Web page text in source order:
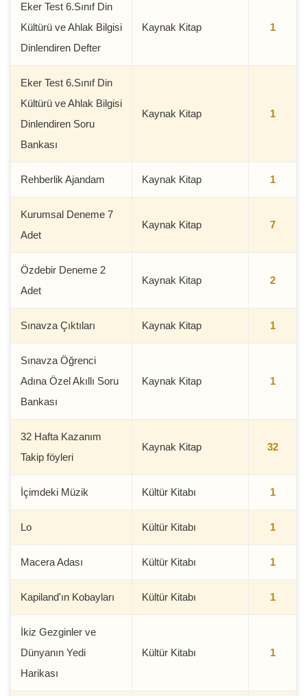
Eker Test 6.Sınıf Din
Kültürü ve Ahlak Bilgisi
Dinlendiren Defter
Kaynak Kitap 1
Eker Test 6.Sınıf Din
Kültürü ve Ahlak Bilgisi
Dinlendiren Soru
Bankası
Kaynak Kitap 1
Rehberlik Ajandam Kaynak Kitap 1
Kurumsal Deneme 7
Adet
Kaynak Kitap 7
Özdebir Deneme 2
Adet
Kaynak Kitap 2
Sınavza Çıktıları Kaynak Kitap 1
Sınavza Öğrenci
Adına Özel Akıllı Soru
Bankası
Kaynak Kitap 1
32 Hafta Kazanım
Takip föyleri
Kaynak Kitap 32
İçimdeki Müzik Kültür Kitabı 1
Lo Kültür Kitabı 1
Macera Adası Kültür Kitabı 1
Kapiland'ın Kobayları Kültür Kitabı 1
İkiz Gezginler ve
Dünyanın Yedi
Harikası
Kültür Kitabı 1